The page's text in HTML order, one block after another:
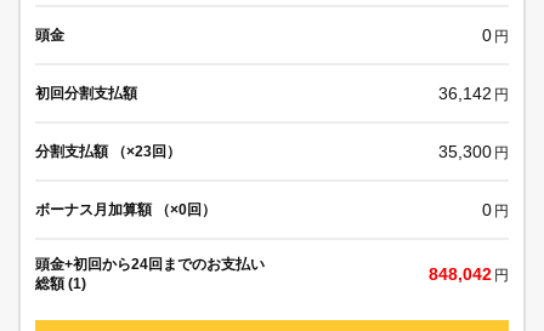
頭金 0 円
初回分割支払額 36,142 円
分割支払額 （×23回） 35,300 円
ボーナス月加算額 （×0回） 0 円
頭金+初回から24回までのお支払い
総額 (1)
848,042 円